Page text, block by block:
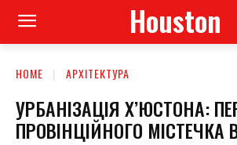
Houston
HOME АРХІТЕКТУРА
УРБАНІЗАЦІЯ Х’ЮСТОНА:
ПРОВІНЦІЙНОГО МІСТЕЧКА